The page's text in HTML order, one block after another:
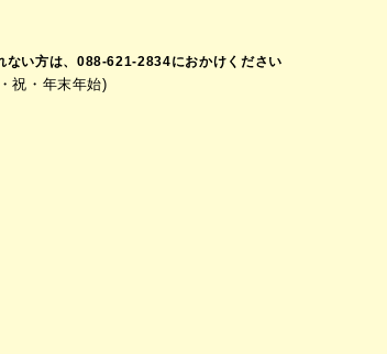
い方は、088-621-2834におかけください
祝・年末年始)